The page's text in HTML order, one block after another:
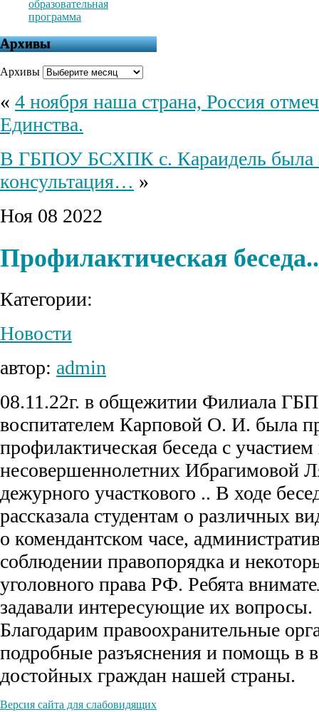
образовательная
программа
Архивы
Архивы
« 4 ноября наша страна, Россия
Единства.
В ГБПОУ БСХПК с. Караидель была
консультация… »
Ноя 08 2022
Профилактическая беседа..
Категории:
Новости
автор: admin
08.11.22г. в общежитии Филиала
воспитателем Карповой О. И. была
профилактическая беседа с
несовершеннолетних Ибрагимовой
дежурного участкового .. В ходе
рассказала студентам о различных
о комендантском часе,
соблюдении правопорядка и
уголовного права РФ. Ребята
задавали интересующие их вопросы.
Благодарим правоохранительные
подробные разъяснения и помощь в
достойных граждан нашей страны.
Версия сайта для слабовидящих